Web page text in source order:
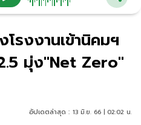
รงงานเข้านิคมฯ
มุ่ง"Net Zero"
อัปเดตล่าสุด : 13 มิ.ย. 66 | 02:02 น.